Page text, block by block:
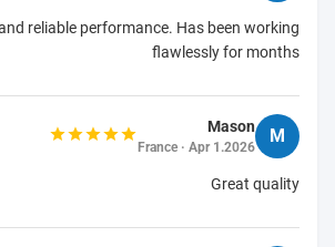
reliable performance. Has been working
flawlessly for months
M
Mason
France · Apr 1.2026
Great quality